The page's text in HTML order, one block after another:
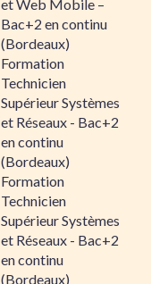
et Web Mobile –
Bac+2 en continu
(Bordeaux)
Formation
Technicien
Supérieur Systèmes
et Réseaux - Bac+2
en continu
(Bordeaux)
Formation
Technicien
Supérieur Systèmes
et Réseaux - Bac+2
en continu
(Bordeaux)